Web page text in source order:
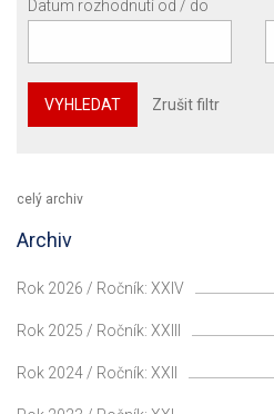
Datum rozhodnutí od / do
VYHLEDAT Zrušit filtr
celý archiv
Archiv
Rok 2026 / Ročník: XXIV
Rok 2025 / Ročník: XXIII
Rok 2024 / Ročník: XXII